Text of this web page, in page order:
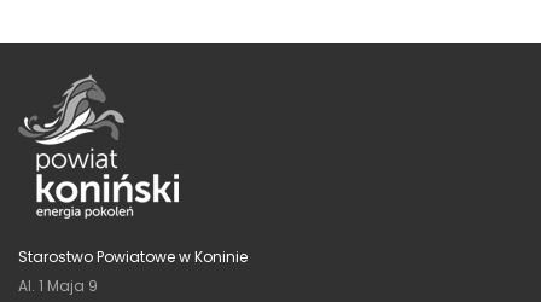
Starostwo Powiatowe w Koninie
Al. 1 Maja 9